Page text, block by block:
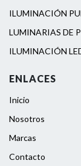
ILUMINACIÓN
LUMINARIAS DE
ILUMINACIÓN
ENLACES
Inicio
Nosotros
Marcas
Contacto